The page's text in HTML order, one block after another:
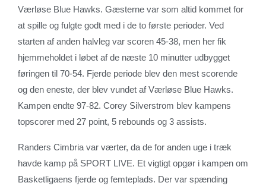
Værløse Blue Hawks. Gæsterne var som altid kommet for
at spille og fulgte godt med i de to første perioder. Ved
starten af anden halvleg var scoren 45-38, men her fik
hjemmeholdet i løbet af de næste 10 minutter udbygget
føringen til 70-54. Fjerde periode blev den mest scorende
og den eneste, der blev vundet af Værløse Blue Hawks.
Kampen endte 97-82. Corey Silverstrom blev kampens
topscorer med 27 point, 5 rebounds og 3 assists.
Randers Cimbria var værter, da de for anden uge i træk
havde kamp på SPORT LIVE. Et vigtigt opgør i kampen om
Basketligaens fjerde og femteplads. Der var spænding